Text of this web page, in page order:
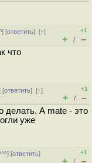
] [ответить][↑]
+1
+ / –
что
[ответить][↑]
+1
+ / –
делать. А mate - это
уже
] [ответить]
+1
+ –